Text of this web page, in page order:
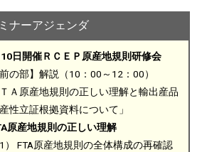
ナーアジェンダ
日開催ＲＣＥＰ原産地規則研修会
前の部】解説（10：00～12：00）
ＴＡ原産地規則の正しい理解と輸出産品
性立証根拠資料について」
原産地規則の正しい理解
FTA原産地規則の全体構成の再確認